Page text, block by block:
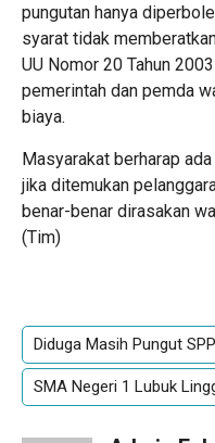
pungutan hanya
syarat tidak
UU Nomor 20 Tahun
pemerintah dan pemda
biaya.
Masyarakat berharap
jika ditemukan
benar-benar dirasakan
(Tim)
Diduga Masih Pungut
SMA Negeri 1 Lubuk